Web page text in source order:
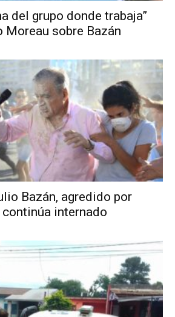
del grupo donde trabaja”
sobre Bazán
Bazán, agredido por
internado